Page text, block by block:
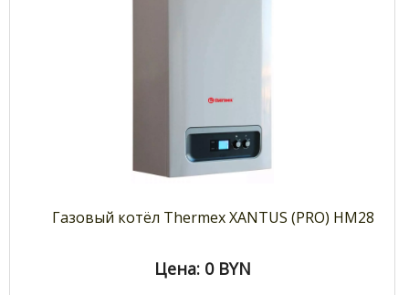
Газовый котёл Thermex XANTUS (PRO) HM28
Цена: 0 BYN